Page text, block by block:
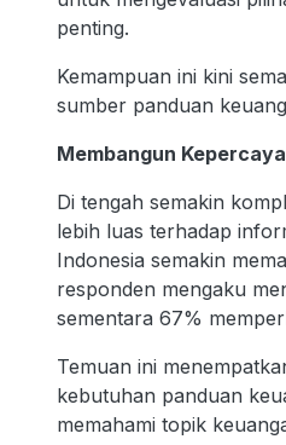
penting.
Kemampuan ini kini
sumber panduan
Membangun
Di tengah semakin
lebih luas terhadap
Indonesia semakin
responden mengaku
sementara 67%
Temuan ini
kebutuhan panduan
memahami topik